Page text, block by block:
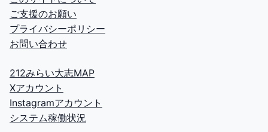
ご支援のお願い
プライバシーポリシー
お問い合わせ
212みらい大志MAP
Xアカウント
Instagramアカウント
システム稼働状況